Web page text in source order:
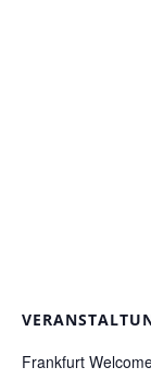
Frankfurt